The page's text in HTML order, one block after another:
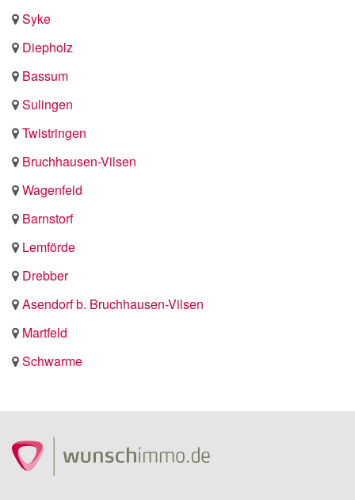
Syke
Diepholz
Bassum
Sulingen
Twistringen
Bruchhausen-Vilsen
Wagenfeld
Barnstorf
Lemförde
Drebber
Asendorf b. Bruchhausen-Vilsen
Martfeld
Schwarme